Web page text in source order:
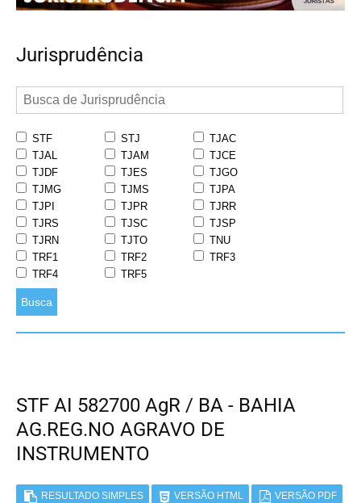
Jurisprudência
STF STJ
TJAC
TJAL
TJAM
TJCE
TJDF
TJES
TJGO
TJMG
TJMS
TJPA
TJPI
TJPR
TJRR
TJRS
TJSC
TJSP
TJRN
TJTO
TNU
TRF1
TRF2
TRF3
TRF4
TRF5
Busca
STF AI 582700 AgR / BA - BAHIA
AG.REG.NO AGRAVO DE
INSTRUMENTO
RESULTADO SIMPLES VERSÃO HTML VERSÃO PDF